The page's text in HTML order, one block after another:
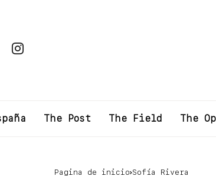
The Post The Field The
Pagina de inicio Sofía Rivera